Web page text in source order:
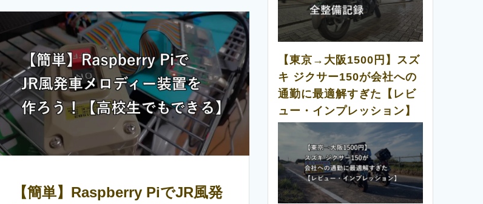
【簡単】Raspberry PiでJR風発
【東京→大阪1500円】スズ
キ ジクサー150が会社への
通勤に最適解すぎた【レビ
ュー・インプレッション】